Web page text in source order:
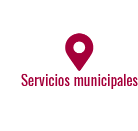
Servicios municipales